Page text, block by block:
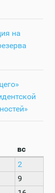
на
вс
2
9